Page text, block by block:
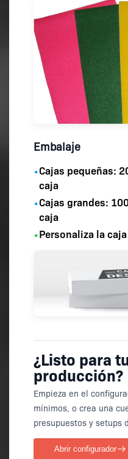
Embalaje
•Cajas pequeñas:
caja
•Cajas grandes:
caja
•Personaliza la
¿Listo para
producción?
Empieza en el
mínimos, o crea una
presupuestos y setups
Abrir configurador